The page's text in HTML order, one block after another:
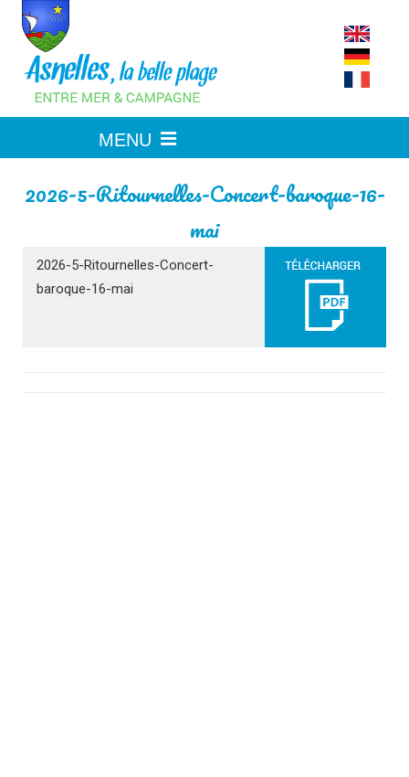
content
2026-5-Ritournelles-Concert-baroque-16-
mai
2026-5-Ritournelles-Concert-
baroque-16-mai